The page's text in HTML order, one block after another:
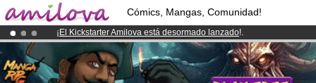
Cómics, Mangas, Comunidad!
¡ El Kickstarter Amilova está desormado lanzado!.
¡Conviertete en Premium por3.95 eurosal mes!Hazte Premium ya
¡Ya tenemos 134393miembrosy 1208 Cómics y Mangas!.